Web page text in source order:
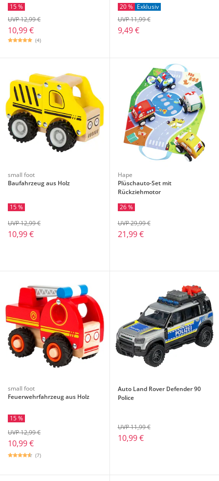
15 %
10,99 €
UVP 12,99 €
(4)
20 % Exklusiv
9,49 €
UVP 11,99 €
small foot
Baufahrzeug aus Holz
15 %
10,99 €
UVP 12,99 €
Hape
Plüschauto-Set mit
Rückziehmotor
26 %
21,99 €
UVP 29,99 €
small foot
Feuerwehrfahrzeug aus Holz
15 %
10,99 €
UVP 12,99 €
(7)
Auto Land Rover Defender 90
Police
10,99 €
UVP 11,99 €